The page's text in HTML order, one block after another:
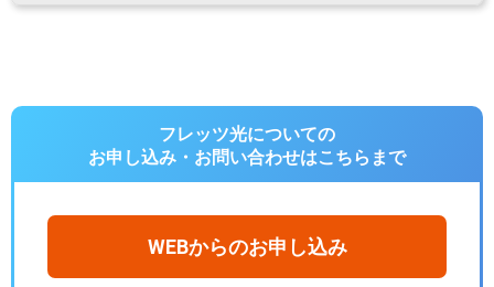
フレッツ光についての
お申し込み・お問い合わせはこちらまで
WEBからのお申し込み